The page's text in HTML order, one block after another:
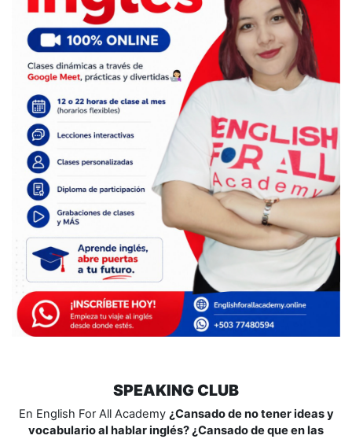
SPEAKING CLUB
En English For All Academy ¿Cansado de no tener ideas y
vocabulario al hablar inglés? ¿Cansado de que en las